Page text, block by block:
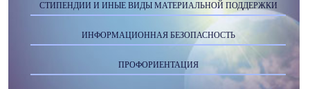
СТИПЕНДИИ И ИНЫЕ ВИДЫ МАТЕРИАЛЬНОЙ ПОДДЕРЖКИ
ИНФОРМАЦИОННАЯ БЕЗОПАСНОСТЬ
ПРОФОРИЕНТАЦИЯ